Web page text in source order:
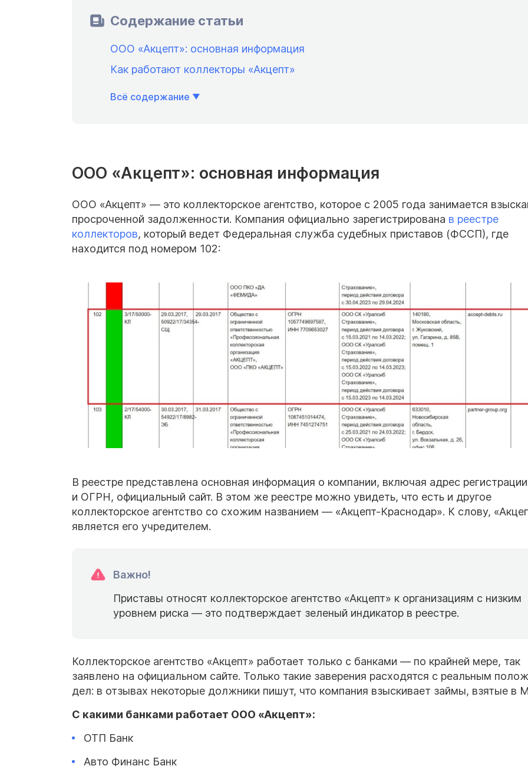
Содержание статьи
ООО «Акцепт»: основная информация
Как работают коллекторы «Акцепт»
Всё содержание
ООО «Акцепт»: основная информация
ООО «Акцепт» — это коллекторское агентство, которое с 2005 года занимается
просроченной задолженности. Компания официально зарегистрирована в реестре
коллекторов, который ведет Федеральная служба судебных приставов (ФССП), где
находится под номером 102:
В реестре представлена основная информация о компании, включая адрес
и ОГРН, официальный сайт. В этом же реестре можно увидеть, что есть и другое
коллекторское агентство со схожим названием — «Акцепт-Краснодар». К слову,
является его учредителем.
Важно!
Приставы относят коллекторское агентство «Акцепт» к организациям с низким
уровнем риска — это подтверждает зеленый индикатор в реестре.
Коллекторское агентство «Акцепт» работает только с банками — по крайней мере, так
заявлено на официальном сайте. Только такие заверения расходятся с реальным
дел: в отзывах некоторые должники пишут, что компания взыскивает займы, взятые в
С какими банками работает ООО «Акцепт»:
ОТП Банк
Авто Финанс Банк